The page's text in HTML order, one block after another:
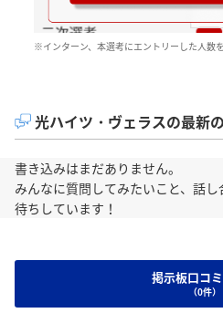
※インターン、本選考にエントリーした人数
光ハイツ・ヴェラスの最新
書き込みはまだありません。
みんなに質問してみたいこと、話
待ちしています！
掲示板口コ
（0件）